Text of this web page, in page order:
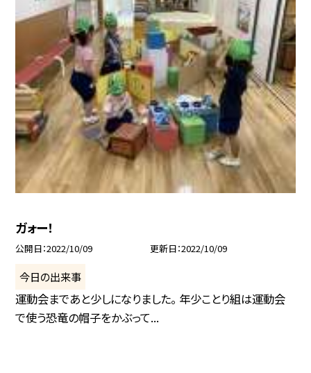
ガォー！
公開日 2022/10/09 更新日 2022/10/09
今日の出来事
運動会まであと少しになりました。 年少ことり組は運動会
で使う恐竜の帽子をかぶって...